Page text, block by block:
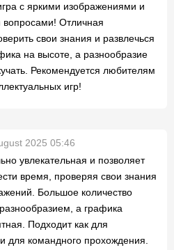
с яркими изображениями и
вопросами! Отличная
свои знания и развлечься
на высоте, а разнообразие
Рекомендуется любителям
игр!
2025 05:46
увлекательная и позволяет
время, проверяя свои знания
Большое количество
а графика
Подходит как для
для командного прохождения.